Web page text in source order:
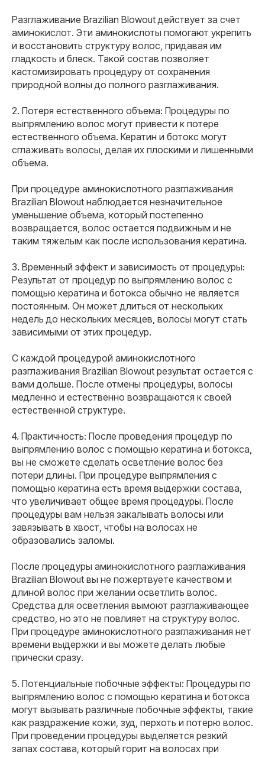
Разглаживание Brazilian Blowout действует за счет
аминокислот. Эти аминокислоты помогают укрепить
и восстановить структуру волос, придавая им
гладкость и блеск. Такой состав позволяет
кастомизировать процедуру от сохранения
природной волны до полного разглаживания.
2. Потеря естественного объема: Процедуры по
выпрямлению волос могут привести к потере
естественного объема. Кератин и ботокс могут
сглаживать волосы, делая их плоскими и лишенными
объема.
При процедуре аминокислотного разглаживания
Brazilian Blowout наблюдается незначительное
уменьшение объема, который постепенно
возвращается, волос остается подвижным и не
таким тяжелым как после использования кератина.
3. Временный эффект и зависимость от процедуры:
Результат от процедур по выпрямлению волос с
помощью кератина и ботокса обычно не является
постоянным. Он может длиться от нескольких
недель до нескольких месяцев, волосы могут стать
зависимыми от этих процедур.
С каждой процедурой аминокислотного
разглаживания Brazilian Blowout результат остается с
вами дольше. После отмены процедуры, волосы
медленно и естественно возвращаются к своей
естественной структуре.
4. Практичность: После проведения процедур по
выпрямлению волос с помощью кератина и ботокса,
вы не сможете сделать осветление волос без
потери длины. При процедуре выпрямления с
помощью кератина есть время выдержки состава,
что увеличивает общее время процедуры. После
процедуры вам нельзя закалывать волосы или
завязывать в хвост, чтобы на волосах не
образовались заломы.
После процедуры аминокислотного разглаживания
Brazilian Blowout вы не пожертвуете качеством и
длиной волос при желании осветлить волос.
Средства для осветления вымоют разглаживающее
средство, но это не повлияет на структуру волос.
При процедуре аминокислотного разглаживания нет
времени выдержки и вы можете делать любые
прически сразу.
5. Потенциальные побочные эффекты: Процедуры по
выпрямлению волос с помощью кератина и ботокса
могут вызывать различные побочные эффекты, такие
как раздражение кожи, зуд, перхоть и потерю волос.
При проведении процедуры выделяется резкий
запах состава, который горит на волосах при